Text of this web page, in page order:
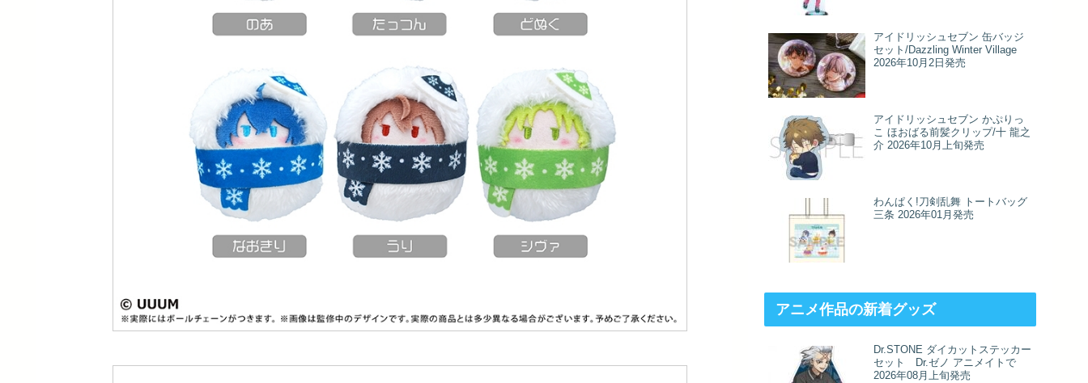
アイドリッシュセブン 缶バッジ
セット/Dazzling Winter Village
2026年10月2日発売
アイドリッシュセブン かぷりっ
こ ほおばる前髪クリップ/十 龍之
介 2026年10月上旬発売
わんぱく!刀剣乱舞 トートバッグ
三条 2026年01月発売
アニメ作品の新着グッズ
Dr.STONE ダイカットステッカー
セット Dr.ゼノ アニメイトで
2026年08月上旬発売